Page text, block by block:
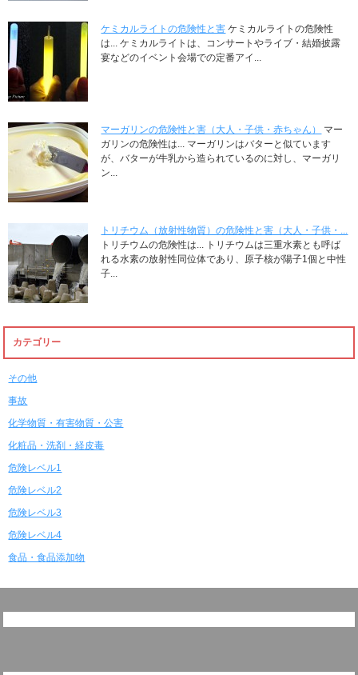
ケミカルライトの危険性と害 ケミカルライトの危険性
は... ケミカルライトは、コンサートやライブ・結婚披露
宴などのイベント会場での定番アイ...
マーガリンの危険性と害（大人・子供・赤ちゃん）
マー
ガリンの危険性は... マーガリンはバターと似ています
が、バターが牛乳から造られているのに対し、マーガリ
ン...
トリチウム（放射性物質）の危険性と害（大人・子供・...
トリチウムの危険性は... トリチウムは三重水素とも呼ば
れる水素の放射性同位体であり、原子核が陽子1個と中性
子...
カテゴリー
その他
事故
化学物質・有害物質・公害
化粧品・洗剤・経皮毒
危険レベル1
危険レベル2
危険レベル3
危険レベル4
食品・食品添加物